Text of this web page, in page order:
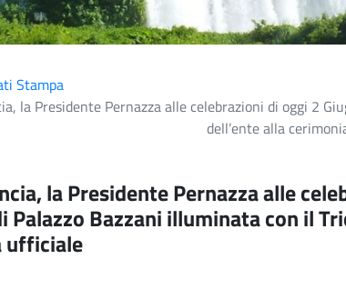
Stampa
la Presidente Pernazza alle celebrazioni di oggi 2
dell’ente alla
la Presidente Pernazza alle
Bazzani illuminata con il
ufficiale